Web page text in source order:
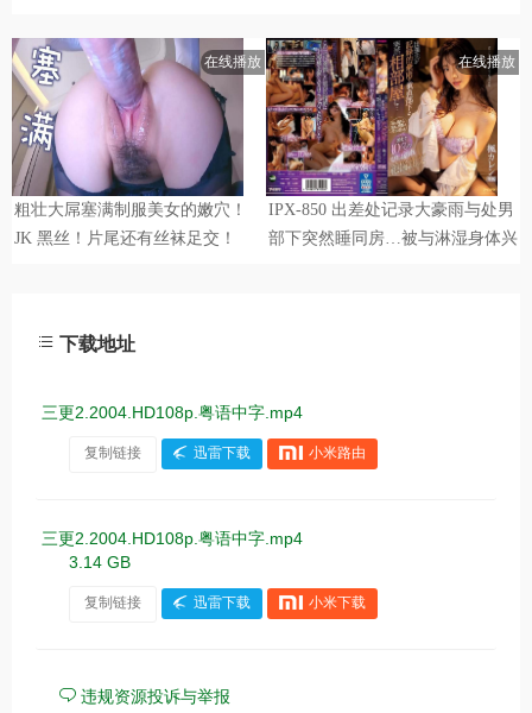
下载地址
三更2.2004.HD108p.粤语中字.mp4
复制链接 迅雷下载 小米路由
三更2.2004.HD108p.粤语中字.mp4
3.14 GB
复制链接 迅雷下载 小米下载
违规资源投诉与举报